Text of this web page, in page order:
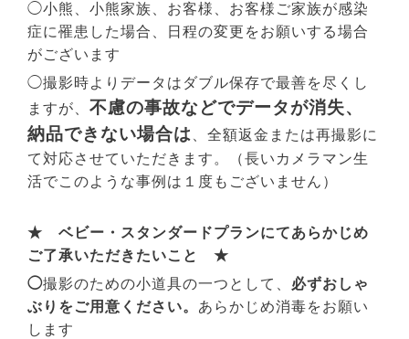
◯小熊、小熊家族、お客様、お客様ご家族が感染
症に罹患した場合、日程の変更をお願いする場合
がございます
◯撮影時よりデータはダブル保存で最善を尽くし
ますが、不慮の事故などでデータが消失、
納品できない場合は 、全額返金または再撮影に
て対応させていただきます。（長いカメラマン生
活でこのような事例は１度もございません）
★ ベビー・スタンダードプランにてあらかじめ
ご了承いただきたいこと ★
◯撮影のための小道具の一つとして、 必ずおしゃ
ぶりを ご用意ください。 あらかじめ消毒をお願い
します